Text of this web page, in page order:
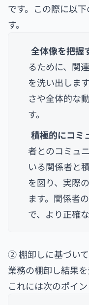
です。この際に以
す。
全体像を把握
るために、関
を洗い出しま
さや全体的な
す。
積極的にコミ
者とのコミュ
いる関係者と
を図り、実際
ます。関係者
で、より正確
② 棚卸しに基づい
業務の棚卸し結果
これには次のポイン